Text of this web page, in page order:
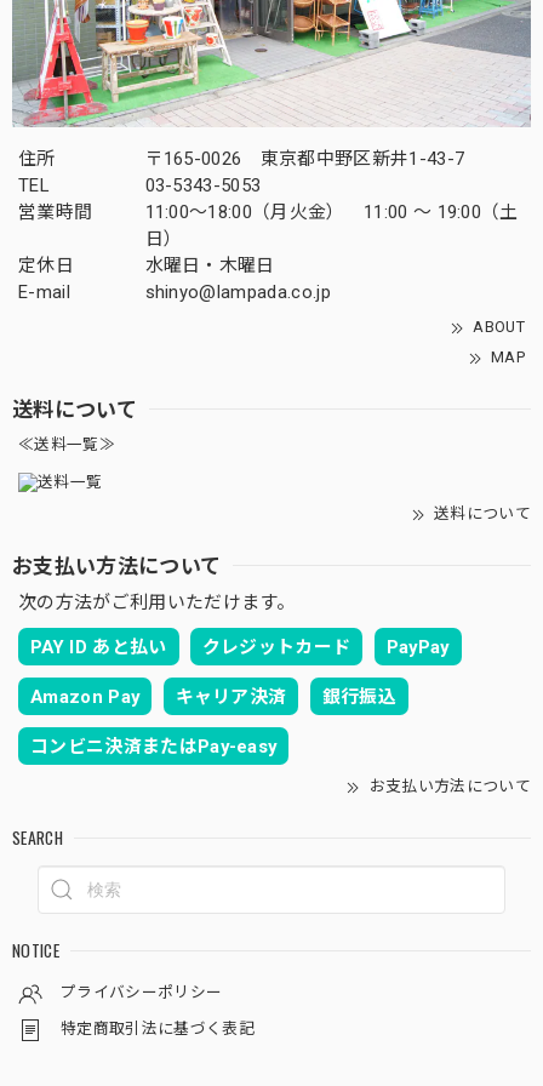
住所
〒165-0026 東京都中野区新井1-43-7
TEL
03-5343-5053
営業時間
11:00～18:00（月火金） 11:00 ～ 19:00（土
日）
定休日
水曜日・木曜日
E-mail
shinyo@lampada.co.jp
ABOUT
MAP
送料について
≪送料一覧≫
送料について
お支払い方法について
次の方法がご利用いただけます。
PAY ID あと払い クレジットカード PayPay
Amazon Pay キャリア決済 銀行振込
コンビニ決済またはPay-easy
お支払い方法について
SEARCH
NOTICE
プライバシーポリシー
特定商取引法に基づく表記